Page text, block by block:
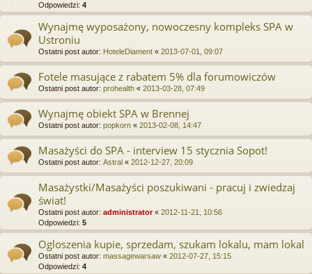
Odpowiedzi: 4
Wynajmę wyposażony, nowoczesny kompleks SPA w
Ustroniu
Ostatni post autor: HoteleDiament « 2013-07-01, 09:07
Fotele masujące z rabatem 5% dla forumowiczów
Ostatni post autor: prohealth « 2013-03-28, 07:49
Wynajmę obiekt SPA w Brennej
Ostatni post autor: popkorn « 2013-02-08, 14:47
Masażyści do SPA - interview 15 stycznia Sopot!
Ostatni post autor: Astral « 2012-12-27, 20:09
Masażystki/Masażyści poszukiwani - pracuj i zwiedzaj
świat!
Ostatni post autor: administrator« 2012-11-21, 10:56
Odpowiedzi: 5
Ogloszenia kupie, sprzedam, szukam lokalu, mam lokal
Ostatni post autor: massagewarsaw « 2012-07-27, 15:15
Odpowiedzi: 4